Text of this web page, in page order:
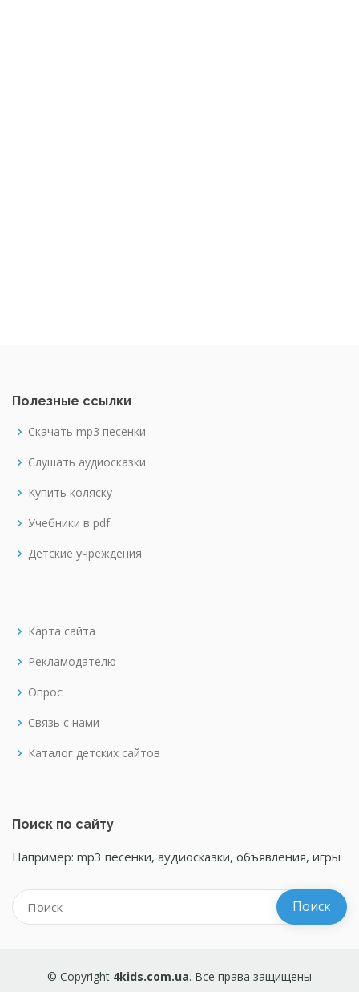
Полезные ссылки
Скачать mp3 песенки
Слушать аудиосказки
Купить коляску
Учебники в pdf
Детские учреждения
Карта сайта
Рекламодателю
Опрос
Связь с нами
Каталог детских сайтов
Поиск по сайту
Например: mp3 песенки, аудиосказки, объявления, игры
© Copyright 4kids.com.ua. Все права защищены